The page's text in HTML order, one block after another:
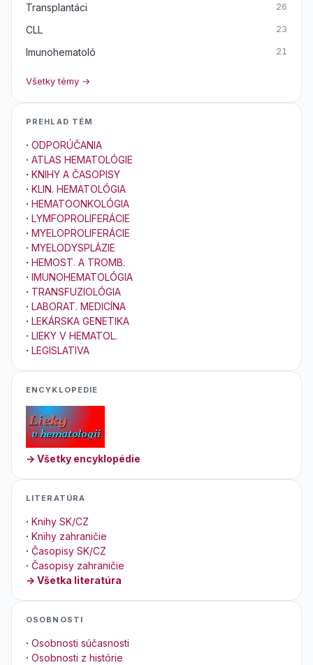
Transplantáci 26
CLL 23
Imunohematoló 21
Všetky témy →
PREHLAD TÉM
· ODPORÚČANIA
· ATLAS HEMATOLÓGIE
· KNIHY A ČASOPISY
· KLIN. HEMATOLÓGIA
· HEMATOONKOLÓGIA
· LYMFOPROLIFERÁCIE
· MYELOPROLIFERÁCIE
· MYELODYSPLÁZIE
· HEMOST. A TROMB.
· IMUNOHEMATOLÓGIA
· TRANSFUZIOLÓGIA
· LABORAT. MEDICÍNA
· LEKÁRSKA GENETIKA
· LIEKY V HEMATOL.
· LEGISLATIVA
ENCYKLOPEDIE
→ Všetky encyklopédie
LITERATÚRA
· Knihy SK/CZ
· Knihy zahraničie
· Časopisy SK/CZ
· Časopisy zahraničie
→ Všetka literatúra
OSOBNOSTI
· Osobnosti súčasnosti
· Osobnosti z histórie